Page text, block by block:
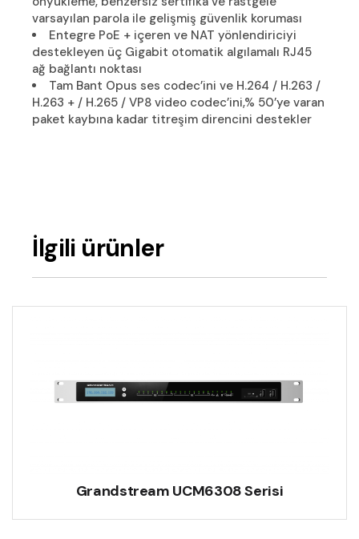
varsayılan parola ile gelişmiş güvenlik koruması
Entegre PoE + içeren ve NAT yönlendiriciyi
destekleyen üç Gigabit otomatik algılamalı RJ45
ağ bağlantı noktası
Tam Bant Opus ses codec’ini ve H.264 / H.263 /
H.263 + / H.265 / VP8 video codec’ini,% 50’ye varan
paket kaybına kadar titreşim direncini destekler
İlgili ürünler
Grandstream UCM6308 Serisi